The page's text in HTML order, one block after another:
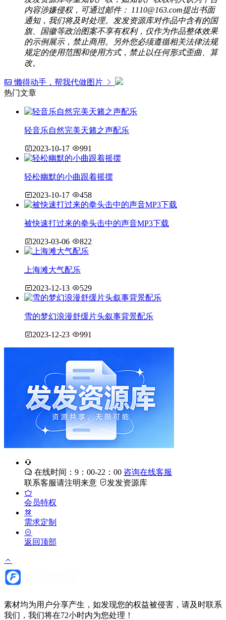
内容涉嫌侵权，可通过邮件： 1110@163.com提出书面
通知，我们将及时处理。发发资源库对作品中含有的国
旗、国徽等政治图案不享有权利，仅作为作品整体效果
的示例展示，禁止商用。另外您必须遵循相关法律法规
规定的使用范围和使用方式，禁止以任何形式歪曲、算
改。
懒得动手，帮我代做图片
热门文章
轻音乐自然完美天籁之声配乐
2023-10-17 991
轻松幽默的小曲跟着摇摆
2023-10-17 458
被快速打过来的拳头击中的声音MP3下载
2023-03-06 822
上海滩大气配乐
2023-12-13 529
雪的梦幻浪漫舒缓片头叙事背景配乐
2023-12-23 991
在线时间：9：00-22：00 咨询在线客服
联系客服请注明来意
发发资源库
会员特权
需求定制
返回顶部
素材均为用户分享产生，如发现您的权益被侵害，请及时联系
我们，我们将在72小时内为您处理！